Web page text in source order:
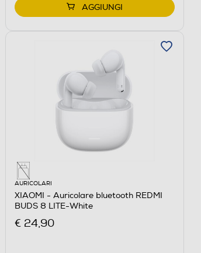
AGGIUNGI
AURICOLARI
XIAOMI - Auricolare bluetooth REDMI
BUDS 8 LITE-White
€ 24,90